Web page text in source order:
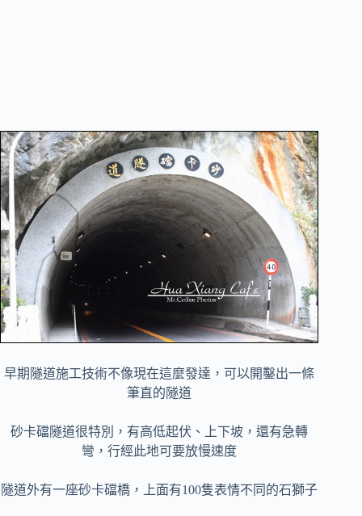
早期隧道施工技術不像現在這麼發達，可以開鑿出一條
筆直的隧道
砂卡礑隧道很特別，有高低起伏、上下坡，還有急轉
彎，行經此地可要放慢速度
隧道外有一座砂卡礑橋，上面有100隻表情不同的石獅子